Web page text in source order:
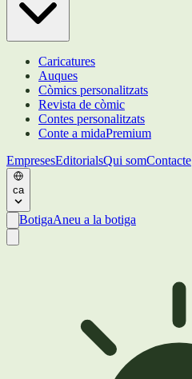
Caricatures
Auques
Còmics personalitzats
Revista de còmic
Contes personalitzats
Conte a midaPremium
EmpresesEditorialsQui somContacte
ca
BotigaAneu a la botiga